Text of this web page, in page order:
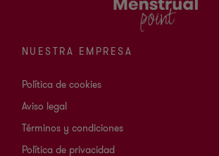
NUESTRA EMPRESA
Política de cookies
Aviso legal
Términos y condiciones
Política de privacidad